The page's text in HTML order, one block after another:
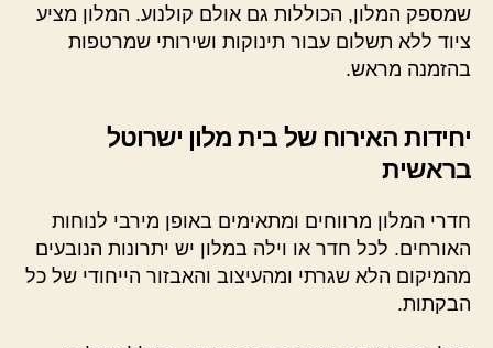
שמספק המלון, הכוללות גם אולם קולנוע. המלון מציע
ציוד ללא תשלום עבור תינוקות ושירותי שמרטפות
בהזמנה מראש.
יחידות האירוח של בית מלון ישרוטל
בראשית
חדרי המלון מרווחים ומתאימים באופן מירבי לנוחות
האורחים. לכל חדר או וילה במלון יש יתרונות הנובעים
מהמיקום הלא שגרתי ומהעיצוב והאבזור הייחודי של כל
הבקתות.